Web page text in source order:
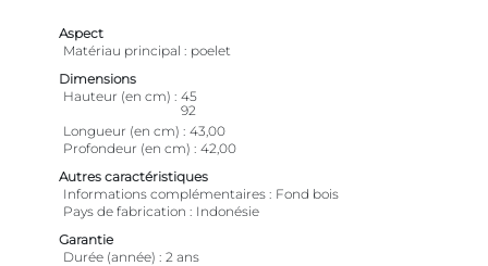
Aspect
Matériau principal
poelet
Dimensions
Hauteur (en cm)
45
92
Longueur (en cm)
43,00
Profondeur (en cm)
42,00
Autres caractéristiques
Informations complémentaires
Fond bois
Pays de fabrication
Indonésie
Garantie
Durée (année)
2 ans